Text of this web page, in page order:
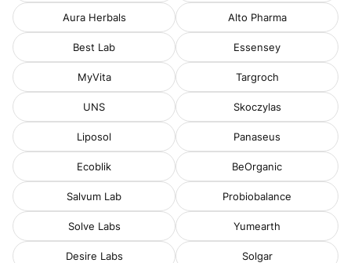
Aura Herbals Alto Pharma
Best Lab Essensey
MyVita Targroch
UNS Skoczylas
Liposol Panaseus
Ecoblik BeOrganic
Salvum Lab Probiobalance
Solve Labs Yumearth
Desire Labs Solgar